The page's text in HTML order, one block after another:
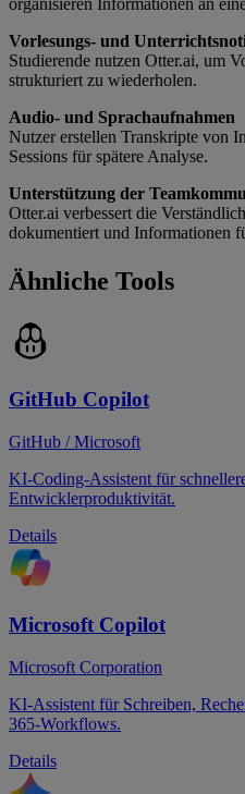
organisieren Informationen an
Vorlesungs- und
Studierende nutzen Otter.ai, um
strukturiert zu wiederholen.
Audio- und Sprachaufnahmen
Nutzer erstellen Transkripte von
Sessions für spätere Analyse.
Unterstützung der
Otter.ai verbessert die
dokumentiert und Informationen
Ähnliche Tools
GitHub Copilot
GitHub / Microsoft
KI-Coding-Assistent für
Entwicklerproduktivität.
Details
Microsoft Copilot
Microsoft Corporation
KI-Assistent für Schreiben,
365-Workflows.
Details